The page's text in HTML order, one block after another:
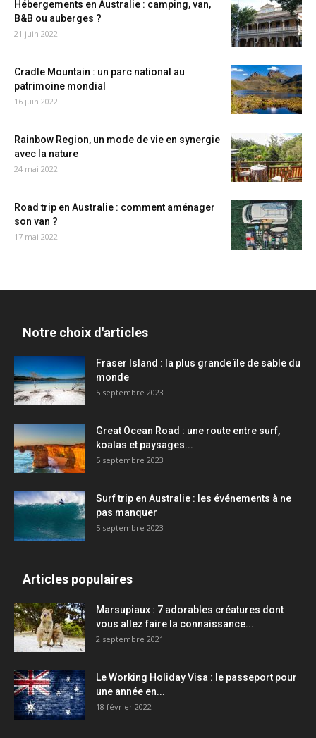
Hébergements en Australie : camping, van,
B&B ou auberges ?
21 juin 2022
Cradle Mountain : un parc national au
patrimoine mondial
16 juin 2022
Rainbow Region, un mode de vie en synergie
avec la nature
24 mai 2022
Road trip en Australie : comment aménager
son van ?
17 mai 2022
Notre choix d'articles
Fraser Island : la plus grande île de sable du
monde
5 septembre 2023
Great Ocean Road : une route entre surf,
koalas et paysages...
5 septembre 2023
Surf trip en Australie : les événements à ne
pas manquer
5 septembre 2023
Articles populaires
Marsupiaux : 7 adorables créatures dont
vous allez faire la connaissance...
2 septembre 2021
Le Working Holiday Visa : le passeport pour
une année en...
18 février 2022